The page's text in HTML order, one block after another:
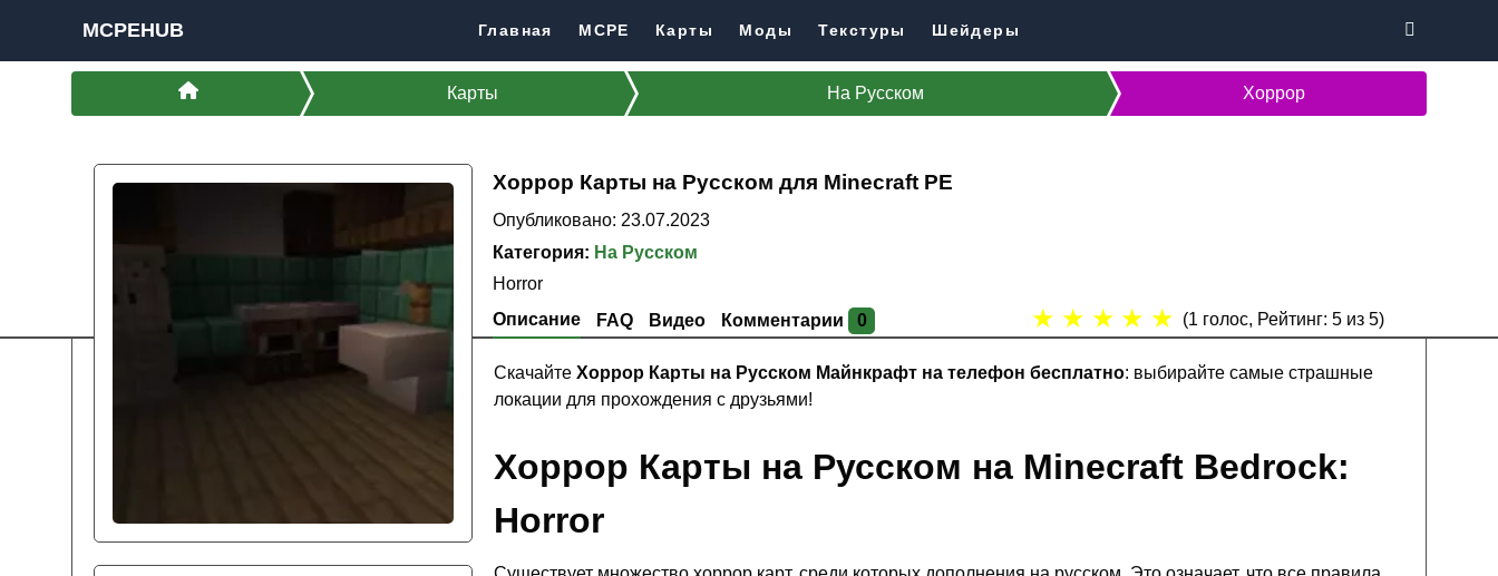
MCPEHUB Главная MCPE Карты Моды Текстуры Шейдеры
Карты На Русском Хоррор
Хоррор Карты на Русском для Minecraft PE
Опубликовано: 23.07.2023
Категория: На Русском
Horror
Описание
FAQ Видео Комментарии 0 ★ ★ ★ ★ ★ (1 голос, Рейтинг: 5из 5)
СкачайтеХоррор Карты на Русском Майнкрафт на телефон бесплатно: выбирайте самые страшные
локации для прохождения с друзьями!
Хоррор Карты на Русском на Minecraft Bedrock:
Horror